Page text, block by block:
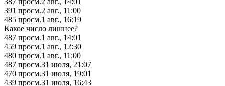
391 просм.2 авг., 11:00
485 просм.1 авг., 16:19
​​​​Какое число лишнее?
487 просм.1 авг., 14:01
459 просм.1 авг., 12:30
480 просм.1 авг., 11:00
487 просм.31 июля, 21:07
470 просм.31 июля, 19:01
439 просм.31 июля, 16:43